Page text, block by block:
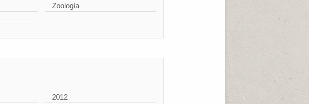
Zoología
2012